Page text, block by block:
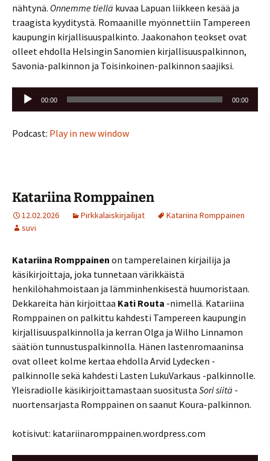
nähtynä. Onnemme tiellä kuvaa Lapuan liikkeen kesää ja
traagista kyyditystä. Romaanille myönnettiin Tampereen
kaupungin kirjallisuuspalkinto. Jaakonahon teokset ovat
olleet ehdolla Helsingin Sanomien kirjallisuuspalkinnon,
Savonia-palkinnon ja Toisinkoinen-palkinnon saajiksi.
Äänitoistin
00:00 00:00
Podcast: Play in new window
Katariina Romppainen
12.02.2026 Pirkkalaiskirjailijat
Katariina Romppainen
suvi
Katariina Romppainen on tamperelainen kirjailija ja
käsikirjoittaja, joka tunnetaan värikkäistä
henkilöhahmoistaan ja lämminhenkisestä huumoristaan.
Dekkareita hän kirjoittaa Kati Routa -nimellä. Katariina
Romppainen on palkittu kahdesti Tampereen kaupungin
kirjallisuuspalkinnolla ja kerran Olga ja Wilho Linnamon
säätiön tunnustuspalkinnolla. Hänen lastenromaaninsa
ovat olleet kolme kertaa ehdolla Arvid Lydecken -
palkinnolle sekä kahdesti Lasten LukuVarkaus -palkinnolle.
Yleisradiolle käsikirjoittamastaan suositusta Sori siitä -
nuortensarjasta Romppainen on saanut Koura-palkinnon.
kotisivut: katariinaromppainen.wordpress.com